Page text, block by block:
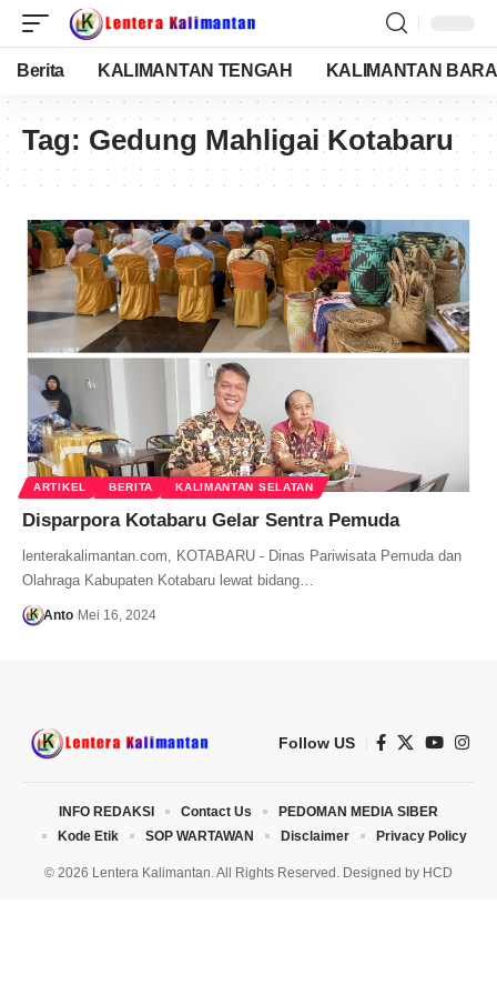
Berita KALIMANTAN TENGAH KALIMANTAN
Tag: Gedung Mahligai Kotabaru
ARTIKEL BERITA KALIMANTAN SELATAN
Disparpora Kotabaru Gelar Sentra Pemuda
lenterakalimantan.com, KOTABARU - Dinas Pariwisata Pemuda dan
Olahraga Kabupaten Kotabaru lewat bidang…
Anto Mei 16, 2024
Follow US
© 2026 Lentera Kalimantan. All Rights Reserved. Designed by HCD
INFO REDAKSI Contact Us
PEDOMAN MEDIA SIBER
Kode Etik
SOP WARTAWAN Disclaimer Privacy Policy